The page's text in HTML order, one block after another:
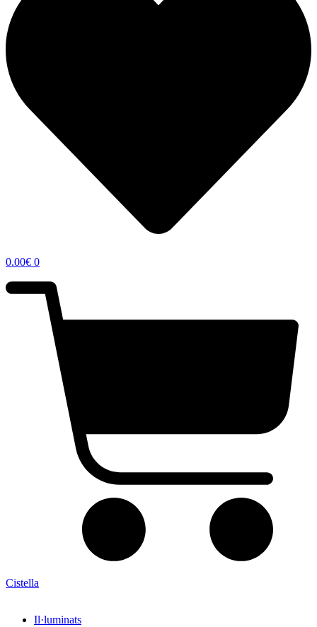
0.00€ 0
Cistella
Il·luminats